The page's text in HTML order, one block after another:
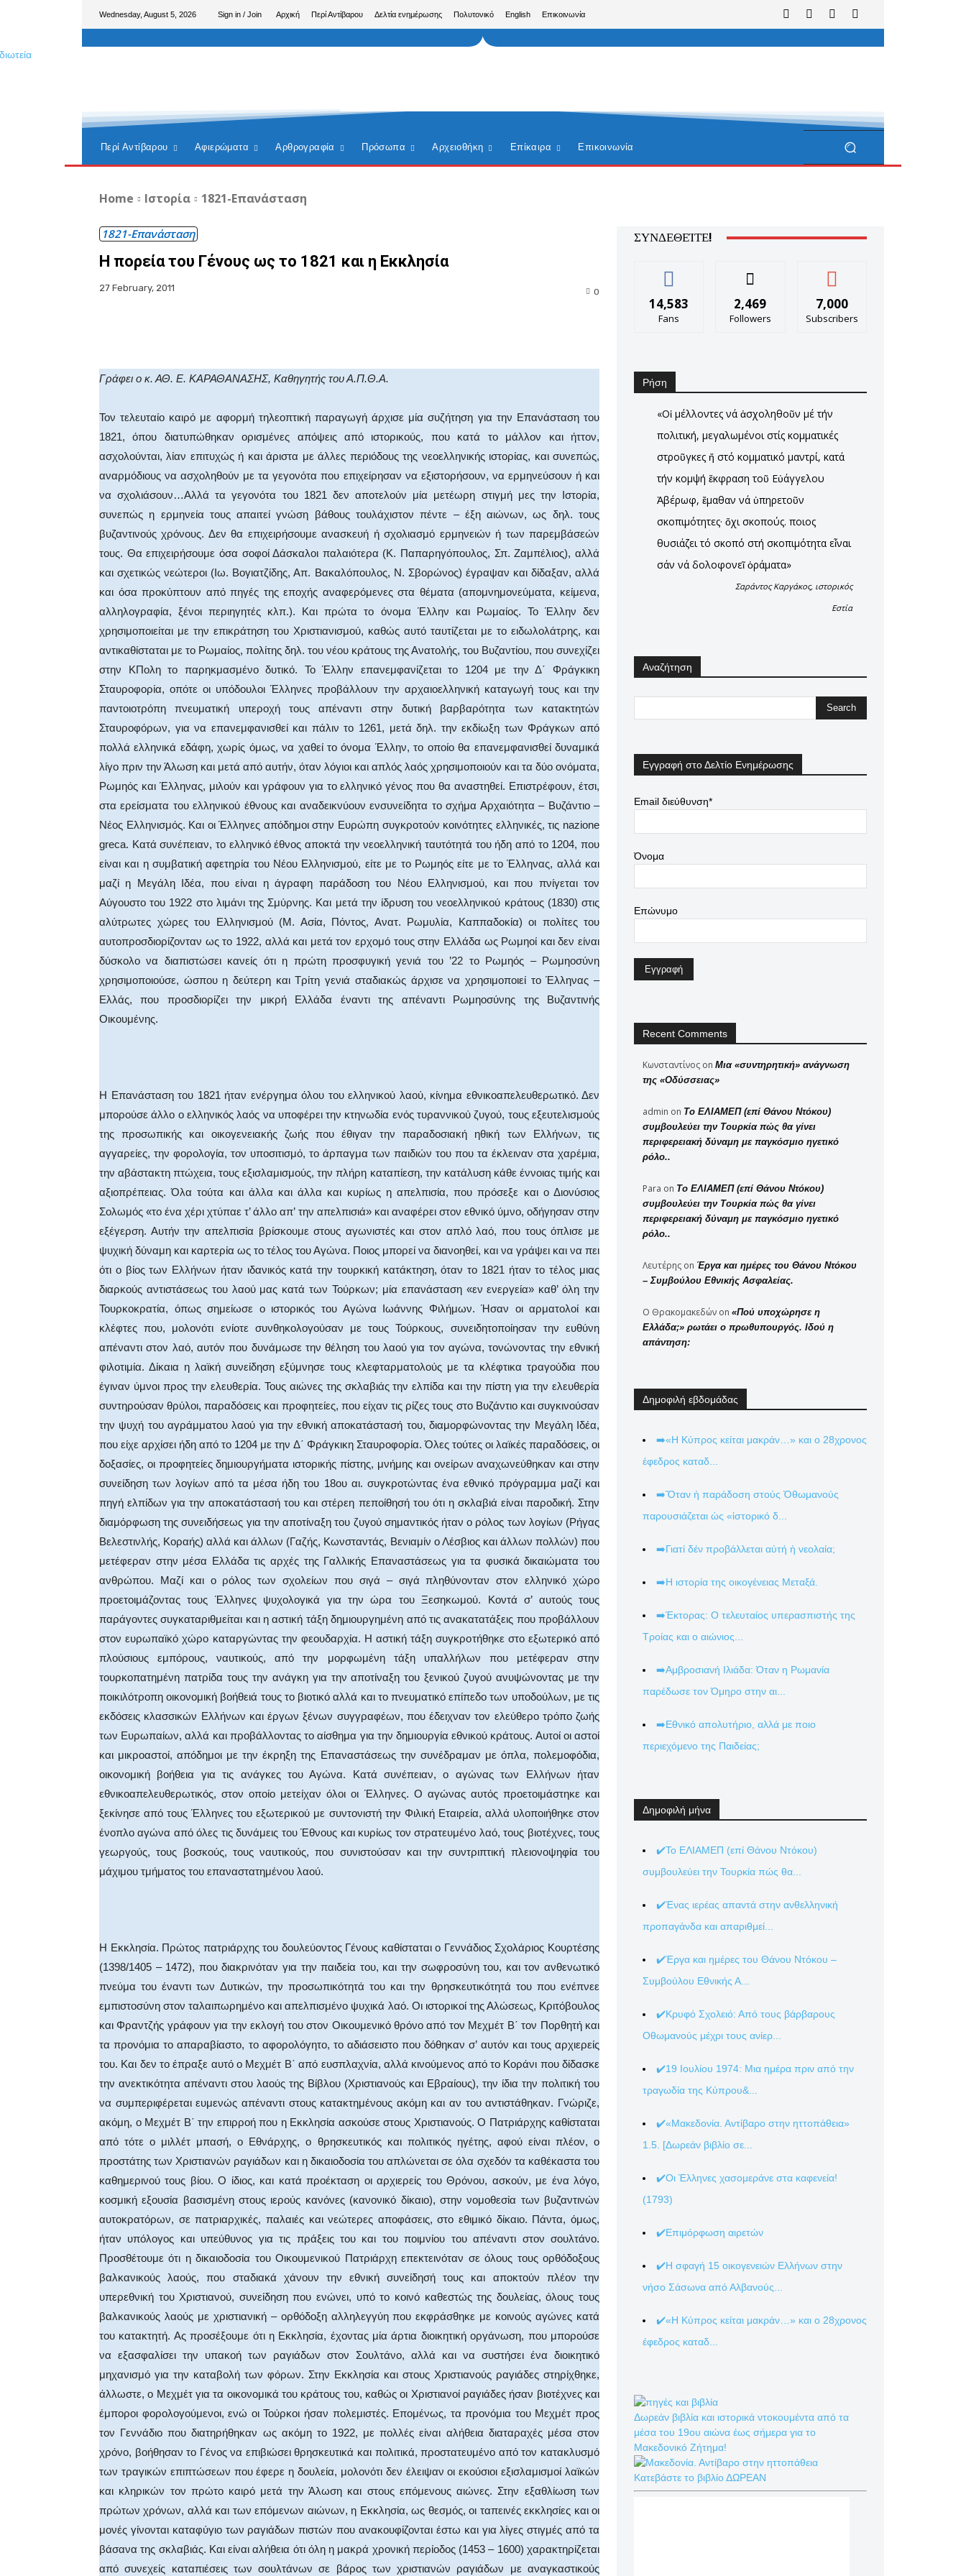
Wednesday, August 5, 2026 Sign in / Join Αρχική Περί Αντίβαρου Δελτία ενημέρωσης Πολυτονικό English Επικοινωνία
Περί Αντίβαρου Αφιερώματα Αρθρογραφία Πρόσωπα Αρχειοθήκη Επίκαιρα Επικοινωνία
Home Ιστορία 1821-Επανάσταση
1821-Επανάσταση
Η πορεία του Γένους ως το 1821 και η Εκκλησία
27 February, 2011 0
Γράφει ο κ. ΑΘ. Ε. ΚΑΡΑΘΑΝΑΣΗΣ, Καθηγητής του Α.Π.Θ.Α.
Τον τελευταίο καιρό με αφορμή τηλεοπτική παραγωγή άρχισε μία συζήτηση για την Επανάσταση του
1821, όπου διατυπώθηκαν ορισμένες απόψεις από ιστορικούς, που κατά το μάλλον και ήττον,
ασχολούνται, λίαν επιτυχώς ή και άριστα με άλλες περιόδους της νεοελληνικής ιστορίας, και συνεπώς,
αναρμόδιους να ασχοληθούν με τα γεγονότα που επιχείρησαν να εξιστορήσουν, να ερμηνεύσουν ή και
να σχολιάσουν…Αλλά τα γεγονότα του 1821 δεν αποτελούν μία μετέωρη στιγμή μες την Ιστορία,
συνεπώς η ερμηνεία τους απαιτεί γνώση βάθους τουλάχιστον πέντε – έξη αιώνων, ως δηλ. τους
βυζαντινούς χρόνους. Δεν θα επιχειρήσουμε ανασκευή ή σχολιασμό ερμηνειών ή των παρεμβάσεών
τους. Θα επιχειρήσουμε όσα σοφοί Δάσκαλοι παλαιότερα (Κ. Παπαρηγόπουλος, Σπ. Ζαμπέλιος), αλλά
και σχετικώς νεώτεροι (Ιω. Βογιατζίδης, Απ. Βακαλόπουλος, Ν. Σβορώνος) έγραψαν και δίδαξαν, αλλά
και όσα προκύπτουν από πηγές της εποχής αναφερόμενες στα θέματα (απομνημονεύματα, κείμενα,
αλληλογραφία, ξένοι περιηγητές κλπ.). Και πρώτα το όνομα Έλλην και Ρωμαίος. Το Έλλην δεν
χρησιμοποιείται με την επικράτηση του Χριστιανισμού, καθώς αυτό ταυτίζεται με το ειδωλολάτρης, και
αντικαθίσταται με το Ρωμαίος, πολίτης δηλ. του νέου κράτους της Ανατολής, του Βυζαντίου, που συνεχίζει
στην ΚΠολη το παρηκμασμένο δυτικό. Το Έλλην επανεμφανίζεται το 1204 με την Δ΄ Φράγκικη
Σταυροφορία, οπότε οι υπόδουλοι Έλληνες προβάλλουν την αρχαιοελληνική καταγωγή τους και την
παντοιοτρόπη πνευματική υπεροχή τους απέναντι στην δυτική βαρβαρότητα των κατακτητών
Σταυροφόρων, για να επανεμφανισθεί και πάλιν το 1261, μετά δηλ. την εκδίωξη των Φράγκων από
πολλά ελληνικά εδάφη, χωρίς όμως, να χαθεί το όνομα Έλλην, το οποίο θα επανεμφανισθεί δυναμικά
λίγο πριν την Άλωση και μετά από αυτήν, όταν λόγιοι και απλός λαός χρησιμοποιούν και τα δύο ονόματα,
Ρωμηός και Έλληνας, μιλούν και γράφουν για το ελληνικό γένος που θα αναστηθεί. Επιστρέφουν, έτσι,
στα ερείσματα του ελληνικού έθνους και αναδεικνύουν ενσυνείδητα το σχήμα Αρχαιότητα – Βυζάντιο –
Νέος Ελληνισμός. Και οι Έλληνες απόδημοι στην Ευρώπη συγκροτούν κοινότητες ελληνικές, τις nazione
greca. Κατά συνέπειαν, το ελληνικό έθνος αποκτά την νεοελληνική ταυτότητά του ήδη από το 1204, που
είναι και η συμβατική αφετηρία του Νέου Ελληνισμού, είτε με το Ρωμηός είτε με το Έλληνας, αλλά και
μαζί η Μεγάλη Ιδέα, που είναι η άγραφη παράδοση του Νέου Ελληνισμού, και που πνίγεται τον
Αύγουστο του 1922 στο λιμάνι της Σμύρνης. Και μετά την ίδρυση του νεοελληνικού κράτους (1830) στις
αλύτρωτες χώρες του Ελληνισμού (Μ. Ασία, Πόντος, Ανατ. Ρωμυλία, Καππαδοκία) οι πολίτες του
αυτοπροσδιορίζονταν ως το 1922, αλλά και μετά τον ερχομό τους στην Ελλάδα ως Ρωμηοί και δεν είναι
δύσκολο να διαπιστώσει κανείς ότι η πρώτη προσφυγική γενιά του ’22 το Ρωμηός – Ρωμηοσύνη
χρησιμοποιούσε, ώσπου η δεύτερη και Τρίτη γενιά σταδιακώς άρχισε να χρησιμοποιεί το Έλληνας –
Ελλάς, που προσδιορίζει την μικρή Ελλάδα έναντι της απέναντι Ρωμηοσύνης της Βυζαντινής
Οικουμένης.
Η Επανάσταση του 1821 ήταν ενέργημα όλου του ελληνικού λαού, κίνημα εθνικοαπελευθερωτικό. Δεν
μπορούσε άλλο ο ελληνικός λαός να υποφέρει την κτηνωδία ενός τυραννικού ζυγού, τους εξευτελισμούς
της προσωπικής και οικογενειακής ζωής που έθιγαν την παραδοσιακή ηθική των Ελλήνων, τις
αγγαρείες, την φορολογία, τον υποσιτισμό, το άρπαγμα των παιδιών του που τα έκλειναν στα χαρέμια,
την αβάστακτη πτώχεια, τους εξισλαμισμούς, την πλήρη καταπίεση, την κατάλυση κάθε έννοιας τιμής και
αξιοπρέπειας. Όλα τούτα και άλλα και άλλα και κυρίως η απελπισία, που πρόσεξε και ο Διονύσιος
Σολωμός «το ένα χέρι χτύπαε τ’ άλλο απ’ την απελπισιά» και αναφέρει στον εθνικό ύμνο, οδήγησαν στην
εξέγερση. Αυτήν την απελπισία βρίσκουμε στους αγωνιστές και στον απλό λαό, που τους όπλισε με
ψυχική δύναμη και καρτερία ως το τέλος του Αγώνα. Ποιος μπορεί να διανοηθεί, και να γράψει και να πει
ότι ο βίος των Ελλήνων ήταν ιδανικός κατά την τουρκική κατάκτηση, όταν το 1821 ήταν το τέλος μιας
διαρκούς αντιστάσεως του λαού μας κατά των Τούρκων; μία επανάσταση «εν ενεργεία» καθ’ όλη την
Τουρκοκρατία, όπως σημείωσε ο ιστορικός του Αγώνα Ιωάννης Φιλήμων. Ήσαν οι αρματολοί και
κλέφτες που, μολονότι ενίοτε συνθηκολογούσαν με τους Τούρκους, συνειδητοποίησαν την ευθύνη
απέναντι στον λαό, αυτόν που δυνάμωσε την θέληση του λαού για τον αγώνα, τονώνοντας την εθνική
φιλοτιμία. Δίκαια η λαϊκή συνείδηση εξύμνησε τους κλεφταρματολούς με τα κλέφτικα τραγούδια που
έγιναν ύμνοι προς την ελευθερία. Τους αιώνες της σκλαβιάς την ελπίδα και την πίστη για την ελευθερία
συντηρούσαν θρύλοι, παραδόσεις και προφητείες, που είχαν τις ρίζες τους στο Βυζάντιο και συγκινούσαν
την ψυχή του αγράμματου λαού για την εθνική αποκατάστασή του, διαμορφώνοντας την Μεγάλη Ιδέα,
που είχε αρχίσει ήδη από το 1204 με την Δ΄ Φράγκικη Σταυροφορία. Όλες τούτες οι λαϊκές παραδόσεις, οι
δοξασίες, οι προφητείες δημιουργήματα ιστορικής πίστης, μνήμης και ονείρων αναχωνεύθηκαν και στην
συνείδηση των λογίων από τα μέσα ήδη του 18ου αι. συγκροτώντας ένα εθνικό πρόγραμμα μαζί και
πηγή ελπίδων για την αποκατάστασή του και στέρεη πεποίθησή του ότι η σκλαβιά είναι παροδική. Στην
διαμόρφωση της συνειδήσεως για την αποτίναξη του ζυγού σημαντικός ήταν ο ρόλος των λογίων (Ρήγας
Βελεστινλής, Κοραής) αλλά και άλλων (Γαζής, Κωνσταντάς, Βενιαμίν ο Λέσβιος και άλλων πολλών) που
μετέφεραν στην μέσα Ελλάδα τις αρχές της Γαλλικής Επαναστάσεως για τα φυσικά δικαιώματα του
ανθρώπου. Μαζί και ο ρόλος των σχολείων που σιγά – σιγά πληθύνονταν στον ελληνικό χώρο
προετοιμάζοντας τους Έλληνες ψυχολογικά για την ώρα του Ξεσηκωμού. Κοντά σ’ αυτούς τους
παράγοντες συγκαταριθμείται και η αστική τάξη δημιουργημένη από τις ανακατατάξεις που προβάλλουν
στον ευρωπαϊκό χώρο καταργώντας την φεουδαρχία. Η αστική τάξη συγκροτήθηκε στο εξωτερικό από
πλούσιους εμπόρους, ναυτικούς, από την μορφωμένη τάξη υπαλλήλων που μετέφεραν στην
τουρκοπατημένη πατρίδα τους την ανάγκη για την αποτίναξη του ξενικού ζυγού ανυψώνοντας με την
ποικιλότροπη οικονομική βοήθειά τους το βιοτικό αλλά και το πνευματικό επίπεδο των υποδούλων, με τις
εκδόσεις κλασσικών Ελλήνων και έργων ξένων συγγραφέων, που έδειχναν τον ελεύθερο τρόπο ζωής
των Ευρωπαίων, αλλά και προβάλλοντας το αίσθημα για την δημιουργία εθνικού κράτους. Αυτοί οι αστοί
και μικροαστοί, απόδημοι με την έκρηξη της Επαναστάσεως την συνέδραμαν με όπλα, πολεμοφόδια,
οικονομική βοήθεια για τις ανάγκες του Αγώνα. Κατά συνέπειαν, ο αγώνας των Ελλήνων ήταν
εθνικοαπελευθερωτικός, στον οποίο μετείχαν όλοι οι Έλληνες. Ο αγώνας αυτός προετοιμάστηκε και
ξεκίνησε από τους Έλληνες του εξωτερικού με συντονιστή την Φιλική Εταιρεία, αλλά υλοποιήθηκε στον
ένοπλο αγώνα από όλες τις δυνάμεις του Έθνους και κυρίως τον στρατευμένο λαό, τους βιοτέχνες, τους
γεωργούς, τους βοσκούς, τους ναυτικούς, που συνιστούσαν και την συντριπτική πλειονοψηφία του
μάχιμου τμήματος του επαναστατημένου λαού.
Η Εκκλησία. Πρώτος πατριάρχης του δουλεύοντος Γένους καθίσταται ο Γεννάδιος Σχολάριος Κουρτέσης
(1398/1405 – 1472), που διακρινόταν για την παιδεία του, και την σωφροσύνη του, και τον ανθενωτικό
πνεύμα του έναντι των Δυτικών, την προσωπικότητά του και την θρησκευτικότητά του που ενέπνεε
εμπιστοσύνη στον ταλαιπωρημένο και απελπισμένο ψυχικά λαό. Οι ιστορικοί της Αλώσεως, Κριτόβουλος
και Φραντζής γράφουν για την εκλογή του στον Οικουμενικό θρόνο από τον Μεχμέτ Β΄ τον Πορθητή και
τα προνόμια το απαραβίαστο, το αφορολόγητο, το αδιάσειστο που δόθηκαν σ’ αυτόν και τους αρχιερείς
του. Και δεν το έπραξε αυτό ο Μεχμέτ Β΄ από ευσπλαχνία, αλλά κινούμενος από το Κοράνι που δίδασκε
την ανεκτικότητα απέναντι στου λαούς της Βίβλου (Χριστιανούς και Εβραίους), την ίδια την πολιτική του
να συμπεριφέρεται ευμενώς απέναντι στους κατακτημένους ακόμη και αν του αντιστάθηκαν. Γνώριζε,
ακόμη, ο Μεχμέτ Β΄ την επιρροή που η Εκκλησία ασκούσε στους Χριστιανούς. Ο Πατριάρχης καθίσταται
από τότε ο μιλλέτ μπασή, ο Εθνάρχης, ο θρησκευτικός και πολιτικός ηγέτης, αφού είναι πλέον, ο
προστάτης των Χριστιανών ραγιάδων και η δικαιοδοσία του απλώνεται σε όλα σχεδόν τα καθέκαστα του
καθημερινού τους βίου. Ο ίδιος, και κατά προέκταση οι αρχιερείς του Θρόνου, ασκούν, με ένα λόγο,
κοσμική εξουσία βασισμένη στους ιερούς κανόνες (κανονικό δίκαιο), στην νομοθεσία των βυζαντινών
αυτοκρατόρων, σε πατριαρχικές, παλαιές και νεώτερες αποφάσεις, στο εθιμικό δίκαιο. Πάντα, όμως,
ήταν υπόλογος και υπεύθυνος για τις πράξεις του και του ποιμνίου του απέναντι στον σουλτάνο.
Προσθέτουμε ότι η δικαιοδοσία του Οικουμενικού Πατριάρχη επεκτεινόταν σε όλους τους ορθόδοξους
βαλκανικούς λαούς, που σταδιακά χάνουν την εθνική συνείδησή τους και αποκτούν πλέον την
υπερεθνική του Χριστιανού, συνείδηση που ενώνει, υπό το κοινό καθεστώς της δουλείας, όλους τους
βαλκανικούς λαούς με χριστιανική – ορθόδοξη αλληλεγγύη που εκφράσθηκε με κοινούς αγώνες κατά
του κατακτητή. Ας προσέξουμε ότι η Εκκλησία, έχοντας μία άρτια διοικητική οργάνωση, που μπορούσε
να εξασφαλίσει την υπακοή των ραγιάδων στον Σουλτάνο, αλλά και να συστήσει ένα διοικητικό
μηχανισμό για την καταβολή των φόρων. Στην Εκκλησία και στους Χριστιανούς ραγιάδες στηρίχθηκε,
άλλωστε, ο Μεχμέτ για τα οικονομικά του κράτους του, καθώς οι Χριστιανοί ραγιάδες ήσαν βιοτέχνες και
έμποροι φορολογούμενοι, ενώ οι Τούρκοι ήσαν πολεμιστές. Επομένως, τα προνόμια του Μεχμέτ προς
τον Γεννάδιο που διατηρήθηκαν ως ακόμη το 1922, με πολλές είναι αλήθεια διαταραχές μέσα στον
χρόνο, βοήθησαν το Γένος να επιβιώσει θρησκευτικά και πολιτικά, προστατευμένο από τον κατακλυσμό
των τραγικών επιπτώσεων που έφερε η δουλεία, μολονότι δεν έλειψαν οι εκούσιοι εξισλαμισμοί λαϊκών
και κληρικών τον πρώτο καιρό μετά την Άλωση και στους επόμενους αιώνες. Στην εξαθλίωση των
πρώτων χρόνων, αλλά και των επόμενων αιώνων, η Εκκλησία, ως θεσμός, οι ταπεινές εκκλησίες και οι
μονές γίνονται καταφύγιο των ραγιάδων πιστών που ανακουφίζονται έστω και για λίγες στιγμές από τα
βάσανα της σκλαβιάς. Και είναι αλήθεια ότι όλη η μακρά χρονική περίοδος (1453 – 1600) χαρακτηρίζεται
από συνεχείς καταπιέσεις των σουλτάνων σε βάρος των χριστιανών ραγιάδων με αναγκαστικούς
ΣΥΝΔΕΘΕΊΤΕ!
14,583
Fans
2,469
Followers
7,000
Subscribers
Ρήση
«Οἱ μέλλοντες νά ἀσχοληθοῦν μέ τήν
πολιτική, μεγαλωμένοι στίς κομματικές
στροῦγκες ἤ στό κομματικό μαντρί, κατά
τήν κομψή ἔκφραση τοῦ Εὐάγγελου
Ἀβέρωφ, ἔμαθαν νά ὑπηρετοῦν
σκοπιμότητες· ὄχι σκοπούς. Ὅποιος
θυσιάζει τό σκοπό στή σκοπιμότητα εἶναι
σάν νά δολοφονεῖ ὁράματα»
Σαράντος Καργάκος, ιστορικός
Εστία
Αναζήτηση
Εγγραφή στο Δελτίο Ενημέρωσης
Email διεύθυνση*
Όνομα
Επώνυμο
Recent Comments
Κωνσταντίνος on Μια «συντηρητική» ανάγνωση
της «Οδύσσειας»
admin on Το ΕΛΙΑΜΕΠ (επί Θάνου Ντόκου)
συμβουλεύει την Τουρκία πώς θα γίνει
περιφερειακή δύναμη με παγκόσμιο ηγετικό
ρόλο..
Para on Το ΕΛΙΑΜΕΠ (επί Θάνου Ντόκου)
συμβουλεύει την Τουρκία πώς θα γίνει
περιφερειακή δύναμη με παγκόσμιο ηγετικό
ρόλο..
Λευτέρης on Έργα και ημέρες του Θάνου Ντόκου
– Συμβούλου Εθνικής Ασφαλείας.
Ο Θρακομακεδών on «Πού υποχώρησε η
Ελλάδα;» ρωτάει ο πρωθυπουργός. Ιδού η
απάντηση:
Δημοφιλή εβδομάδας
➡️«Η Κύπρος κείται μακράν…» και ο 28χρονος
έφεδρος καταδ...
➡️Ὅταν ἡ παράδοση στούς Ὀθωμανούς
παρουσιάζεται ὡς «ἱστορικό δ...
➡️Γιατί δέν προβάλλεται αὐτή ἡ νεολαία;
➡️Η ιστορία της οικογένειας Μεταξά.
➡️Έκτορας: Ο τελευταίος υπερασπιστής της
Τροίας και ο αιώνιος...
➡️Αμβροσιανή Ιλιάδα: Όταν η Ρωμανία
παρέδωσε τον Όμηρο στην αι...
➡️Εθνικό απολυτήριο, αλλά με ποιο
περιεχόμενο της Παιδείας;
Δημοφιλή μήνα
✔️Το ΕΛΙΑΜΕΠ (επί Θάνου Ντόκου)
συμβουλεύει την Τουρκία πώς θα...
✔️Ένας ιερέας απαντά στην ανθελληνική
προπαγάνδα και απαριθμεί...
✔️Έργα και ημέρες του Θάνου Ντόκου –
Συμβούλου Εθνικής Α...
✔️Κρυφό Σχολειό: Από τους βάρβαρους
Οθωμανούς μέχρι τους ανίερ...
✔️19 Ιουλίου 1974: Μια ημέρα πριν από την
τραγωδία της Κύπρου&...
✔️«Μακεδονία. Αντίβαρο στην ηττοπάθεια»
1.5. [Δωρεάν βιβλίο σε...
✔️Οι Έλληνες χασομεράνε στα καφενεία!
(1793)
✔️Επιμόρφωση αιρετών
✔️Η σφαγή 15 οικογενειών Ελλήνων στην
νήσο Σάσωνα από Αλβανούς...
✔️«Η Κύπρος κείται μακράν…» και ο 28χρονος
έφεδρος καταδ...
Δωρεάν βιβλία και ιστορικά ντοκουμέντα από τα
μέσα του 19ου αιώνα έως σήμερα για το
Μακεδονικό Ζήτημα!
Κατεβάστε το βιβλίο ΔΩΡΕΑΝ